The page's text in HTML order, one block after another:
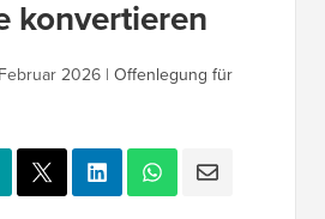
konvertieren
2026 | Offenlegung für